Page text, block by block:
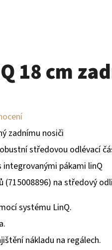
18 cm
zadnímu nosiči
středovou odlévací
pákami linQ
(715008896) na středový
systému LinQ.
nákladu na regálech.